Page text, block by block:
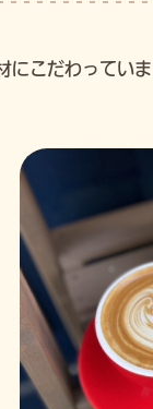
にこだわってい